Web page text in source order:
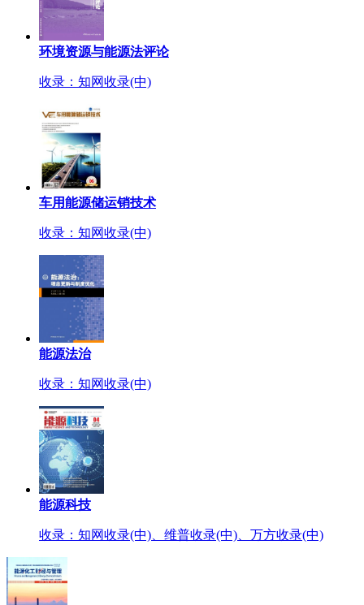
环境资源与能源法评论
收录：知网收录(中)
车用能源储运销技术
收录：知网收录(中)
能源法治
收录：知网收录(中)
能源科技
收录：知网收录(中)、维普收录(中)、万方收录(中)